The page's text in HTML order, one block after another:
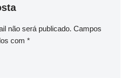
não será publicado. Campos
com *